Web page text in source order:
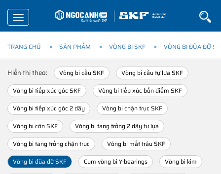
Toggle
navigation
TRANG CHỦ SẢN PHẨM VÒNG BI SKF VÒNG BI ĐŨA ĐỠ
Hiển thị theo: Vòng bi cầu SKF
Vòng bi cầu tự lựa SKF
Vòng bi tiếp xúc góc SKF
Vòng bi tiếp xúc bốn điểm SKF
Vòng bi tiếp xúc góc 2 dãy
Vòng bi chặn trục SKF
Vòng bi côn SKF
Vòng bi tang trống 2 dãy tự lựa
Vòng bi tang trống chặn trục
Vòng bi mắt trâu SKF
Vòng bi đũa đỡ SKF
Cụm vòng bi Y-bearings
Vòng bi kim